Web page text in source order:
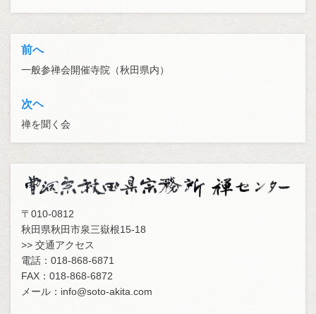
投
稿
ナ
ビ
ゲ
ー
シ
ョ
ン
前へ
一般参禅会開催寺院（秋田県内）
次ヘ
禅を聞く会
〒010-0812
秋田県秋田市泉三嶽根15-18
>> 交通アクセス
電話：018-868-6871
FAX：018-868-6872
メール： info@soto-akita.com